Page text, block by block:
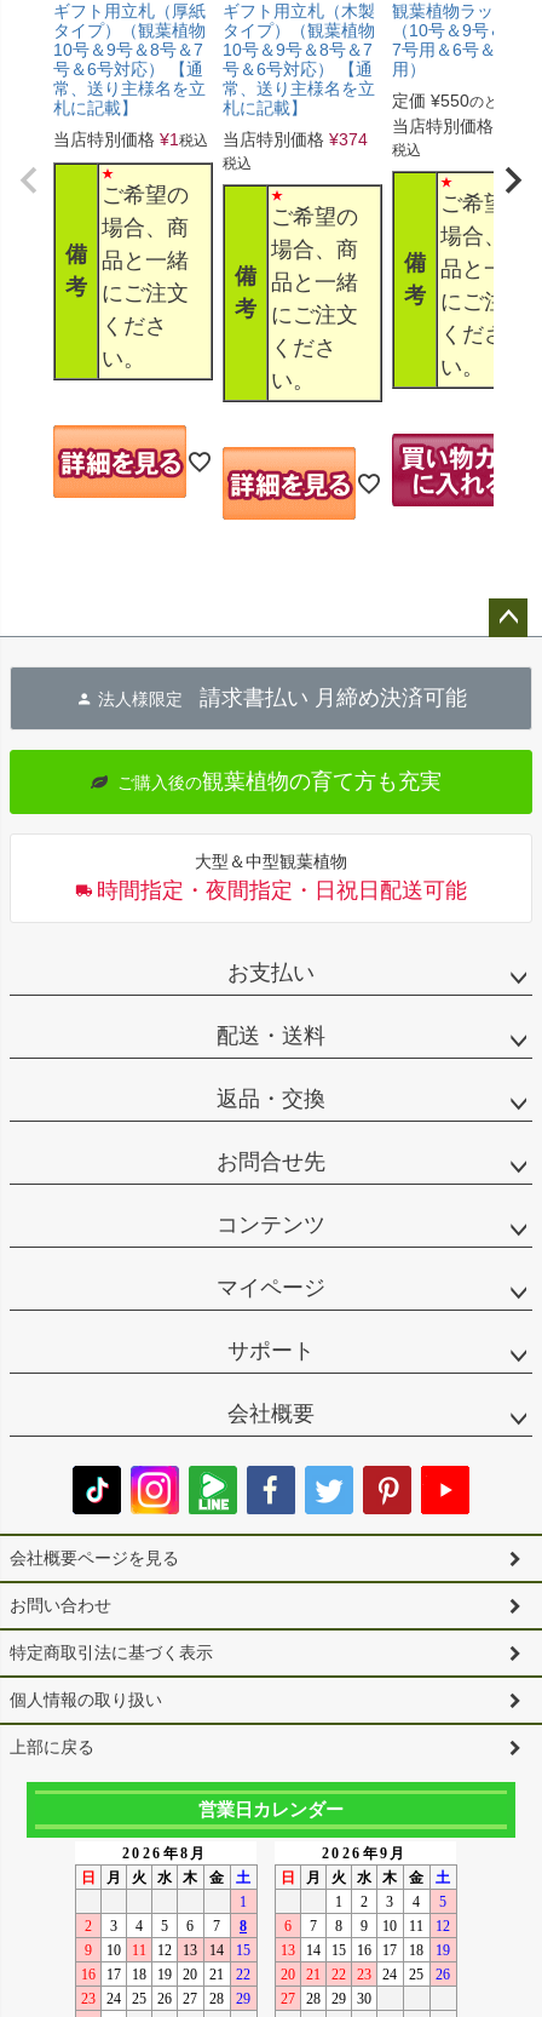
ギフト用立札（厚紙
タイプ）（観葉植物
10号＆9号＆8号＆7
号＆6号対応） 【通
常、送り主様名を立
札に記載】
当店特別価格 ¥1 税込
備
考
ご希望の
場合、商
品と一緒
にご注文
くださ
い。
ギフト用立札（木製
タイプ）（観葉植物
10号＆9号＆8号＆7
号＆6号対応） 【通
常、送り主様名を立
札に記載】
当店特別価格 ¥374
税込
備
考
ご希望の
場合、商
品と一緒
にご注文
くださ
い。
観葉植物ラッピン
（10号＆9号＆8号
7号用＆6号＆5号
用）
定価 ¥550のところ
当店特別価格
税込
備
考
ご希望の
場合、商
品と一緒
にご注文
くださ
い。
へ
法人様限定 請求書払い 月締め決済可能
ご購入後の観葉植物の育て方も充実
大型＆中型観葉植物
時間指定・夜間指定・日祝日配送可能
お支払い
配送・送料
返品・交換
お問合せ先
コンテンツ
マイページ
サポート
会社概要
会社概要ページを見る
お問い合わせ
特定商取引法に基づく表示
個人情報の取り扱い
上部に戻る
営業日カレンダー